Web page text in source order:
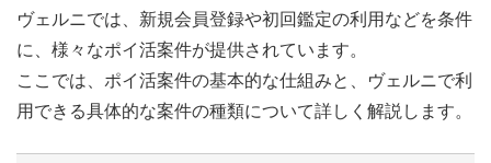
ヴェルニでは、新規会員登録や初回鑑定の利用などを条件
に、様々なポイ活案件が提供されています。
ここでは、ポイ活案件の基本的な仕組みと、ヴェルニで利
用できる具体的な案件の種類について詳しく解説します。